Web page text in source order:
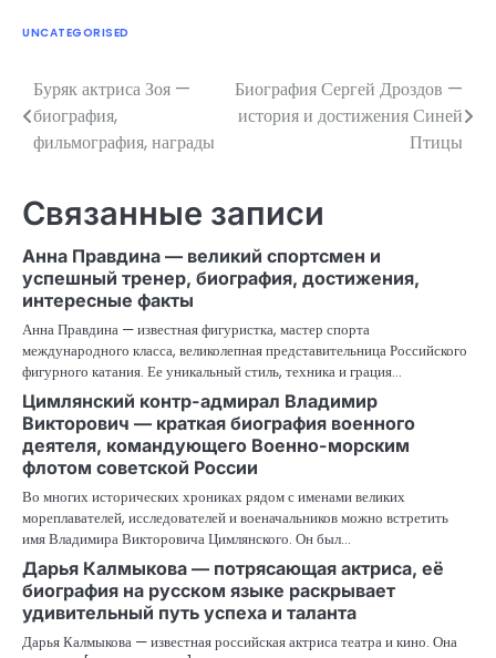
UNCATEGORISED
Навигация
по
Буряк актриса Зоя —
биография,
фильмография, награды
Биография Сергей Дроздов —
история и достижения Синей
Птицы
Связанные записи
Анна Правдина — великий спортсмен и
успешный тренер, биография, достижения,
интересные факты
Анна Правдина — известная фигуристка, мастер спорта
международного класса, великолепная представительница Российского
фигурного катания. Ее уникальный стиль, техника и грация…
Цимлянский контр-адмирал Владимир
Викторович — краткая биография военного
деятеля, командующего Военно-морским
флотом советской России
Во многих исторических хрониках рядом с именами великих
мореплавателей, исследователей и военачальников можно встретить
имя Владимира Викторовича Цимлянского. Он был…
Дарья Калмыкова — потрясающая актриса, её
биография на русском языке раскрывает
удивительный путь успеха и таланта
Дарья Калмыкова — известная российская актриса театра и кино. Она